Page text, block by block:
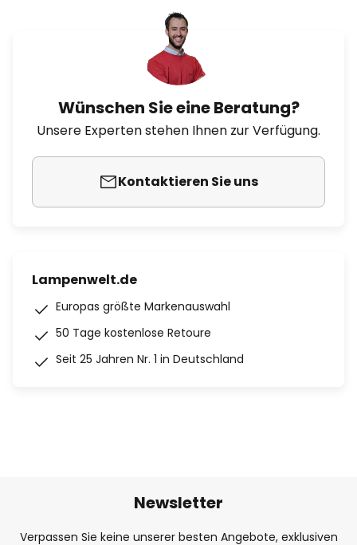
Wünschen Sie eine Beratung?
Unsere Experten stehen Ihnen zur Verfügung.
Kontaktieren Sie uns
Lampenwelt.de
Europas größte Markenauswahl
50 Tage kostenlose Retoure
Seit 25 Jahren Nr. 1 in Deutschland
Newsletter
Verpassen Sie keine unserer besten Angebote, exklusiven